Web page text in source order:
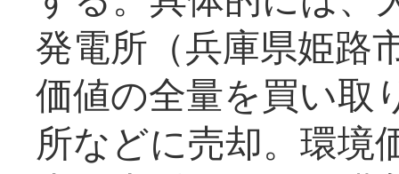
発電所（兵庫県姫路
価値の全量を買い取
所などに売却。環境